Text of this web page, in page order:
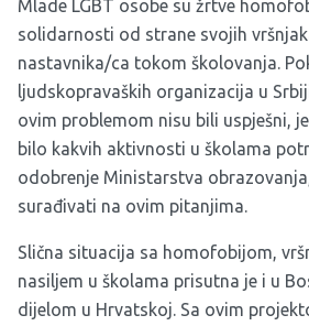
Mlade LGBT osobe su žrtve
solidarnosti od strane svojih
nastavnika/ca tokom školovanja.
ljudskopravaških organizacija u
ovim problemom nisu bili uspješni,
bilo kakvih aktivnosti u školama
odobrenje Ministarstva
surađivati na ovim pitanjima.
Slična situacija sa homofobijom,
nasiljem u školama prisutna je i u
dijelom u Hrvatskoj. Sa ovim